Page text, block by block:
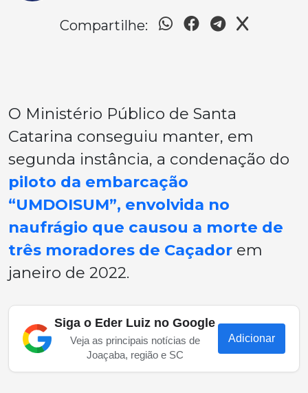
Compartilhe:
O Ministério Público de Santa
Catarina conseguiu manter, em
segunda instância, a condenação do
piloto da embarcação
“UMDOISUM”, envolvida no
naufrágio que causou a morte de
três moradores de Caçador em
janeiro de 2022.
Siga o Eder Luiz no Google
Veja as principais notícias de
Joaçaba, região e SC
Adicionar